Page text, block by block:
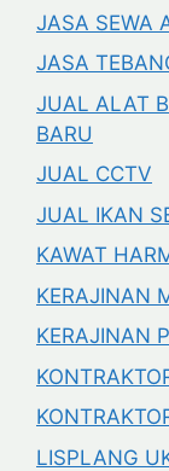
JASA SEWA
JASA
JUAL ALAT
BARU
JUAL CCTV
JUAL IKAN
KAWAT
KERAJINAN
KERAJINAN
LISPLANG